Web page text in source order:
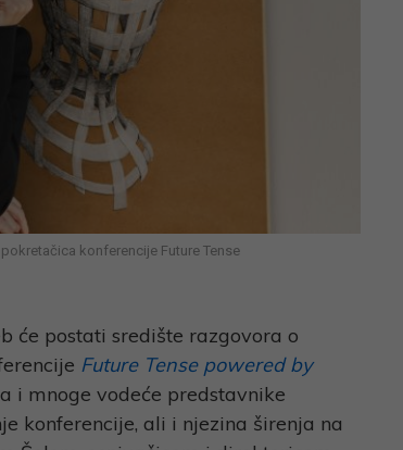
konferencije Future Tense
će postati središte razgovora o
Future Tense powered by
i mnoge vodeće predstavnike
konferencije, ali i njezina širenja na